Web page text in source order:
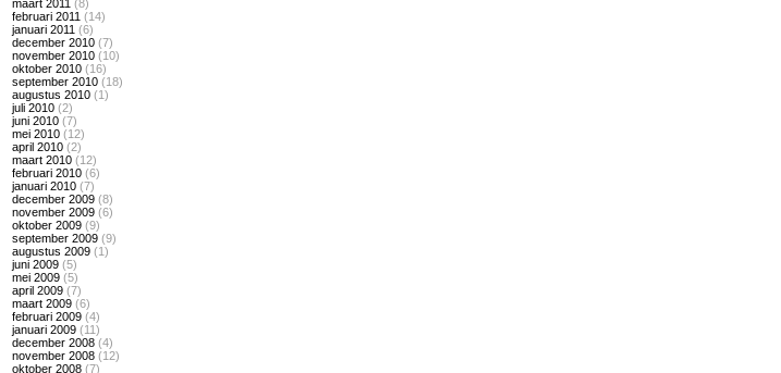
maart 2011 (8)
februari 2011 (14)
januari 2011 (6)
december 2010 (7)
november 2010 (10)
oktober 2010 (16)
september 2010 (18)
augustus 2010 (1)
juli 2010 (2)
juni 2010 (7)
mei 2010 (12)
april 2010 (2)
maart 2010 (12)
februari 2010 (6)
januari 2010 (7)
december 2009 (8)
november 2009 (6)
oktober 2009 (9)
september 2009 (9)
augustus 2009 (1)
juni 2009 (5)
mei 2009 (5)
april 2009 (7)
maart 2009 (6)
februari 2009 (4)
januari 2009 (11)
december 2008 (4)
november 2008 (12)
oktober 2008 (7)